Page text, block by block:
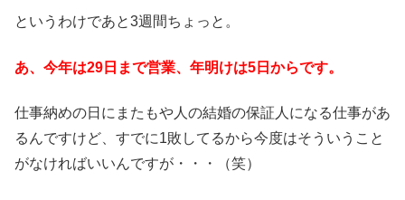
というわけであと3週間ちょっと。
あ、今年は29日まで営業、年明けは5日からです。
仕事納めの日にまたもや人の結婚の保証人になる仕事があ
るんですけど、すでに1敗してるから今度はそういうこと
がなければいいんですが・・・（笑）